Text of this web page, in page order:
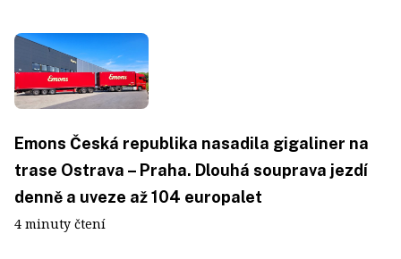
Emons Česká republika nasadila gigaliner na
trase Ostrava – Praha. Dlouhá souprava jezdí
denně a uveze až 104 europalet
4 minuty čtení